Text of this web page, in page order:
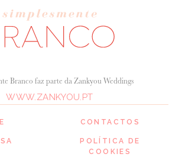
Branco faz parte da Zankyou Weddings
WWW.ZANKYOU.PT
CONTACTOS
POLÍTICA DE
COOKIES